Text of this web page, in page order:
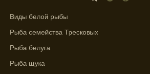
Узнайте вероятности
Виды белой рыбы
Рыба семейства Тресковых
Рыба белуга
Рыба щука